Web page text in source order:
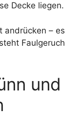
Decke liegen.
andrücken – es
Faulgeruch
und